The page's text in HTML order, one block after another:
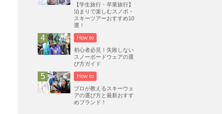
グランスノー奥伊吹 1
3
FUSO SKI & BOOTS TUNE
SAJ 4 株式会社アルペン 4
札幌 1
キャンペーン 5 全国旅行支援
長野 16 朝発日帰り 8
夏のアウトドア
【学生旅行・卒業旅行】
泊まりで楽しむスノボ・
スキーツアーおすすめ10
選！
How to
初心者必見！失敗しない
スノーボードウェアの選
び方ガイド
How to
プロが教えるスキーウェ
アの選び方と最新おすす
めブランド！